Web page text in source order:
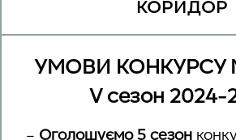
КОРИДОР
УМОВИ КОНКУРСУ
V сезон 2024-
– Оголошуємо 5 сезон